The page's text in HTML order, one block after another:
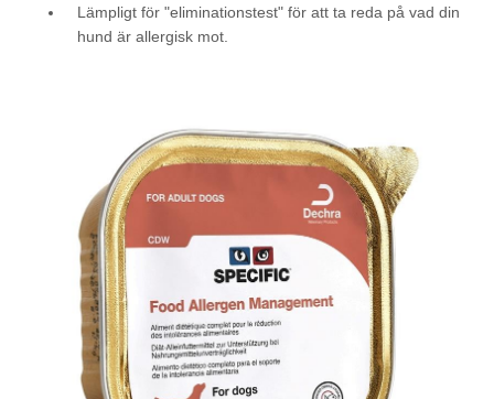
Lämpligt för "eliminationstest" för att ta reda på vad din
hund är allergisk mot.